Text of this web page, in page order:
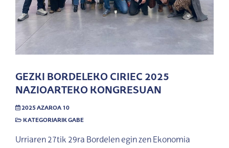
GEZKI BORDELEKO CIRIEC 2025
NAZIOARTEKO KONGRESUAN
2025 AZAROA 10
KATEGORIARIK GABE
Urriaren 27tik 29ra Bordelen egin zen Ekonomia